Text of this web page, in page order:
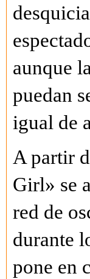
aunque
puedan
igual de
A partir
Girl» se
red de
durante
pone en